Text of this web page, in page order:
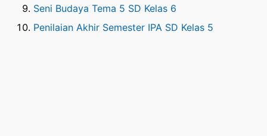
Seni Budaya Tema 5 SD Kelas 6
Penilaian Akhir Semester IPA SD Kelas 5